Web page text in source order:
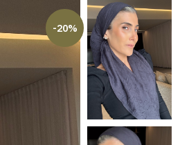
for every single bet you decide to place.
-20%